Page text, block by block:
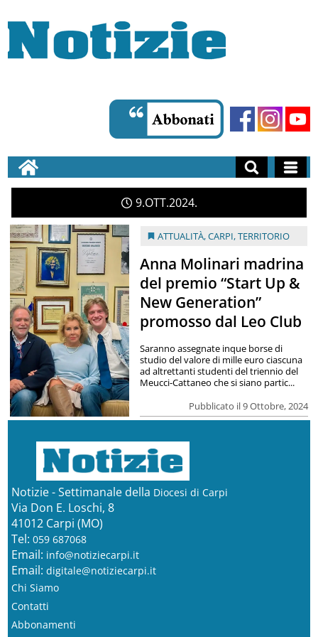
9 OTT 2024
ATTUALITÀ,CARPI,TERRITORIO
Anna Molinari madrina
del premio “Start Up &
New Generation”
promosso dal Leo Club
Pubblicato il 9 Ottobre, 2024
Saranno assegnate inque borse di
studio del valore di mille euro ciascuna
ad altrettanti studenti del triennio del
Meucci-Cattaneo che si siano partic...
Notizie - Settimanale della Diocesi di Carpi
Via Don E. Loschi, 8
41012 Carpi (MO)
Tel: 059 687068
Email: info@notiziecarpi.it
Email: digitale@notiziecarpi.it
Chi Siamo
Contatti
Abbonamenti